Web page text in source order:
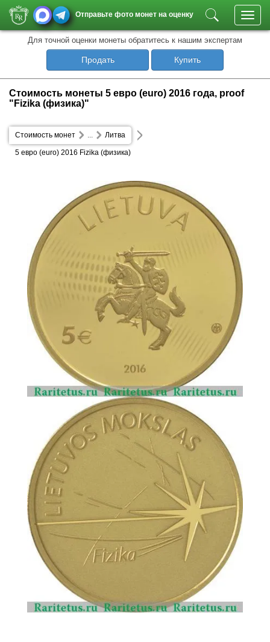
Отправьте фото монет на оценку
Для точной оценки монеты обратитесь к нашим экспертам
Продать Купить
Стоимость монеты 5 евро (euro) 2016 года, proof
"Fizika (физика)"
Стоимость монет Литва
...
5 евро (euro) 2016 Fizika (физика)